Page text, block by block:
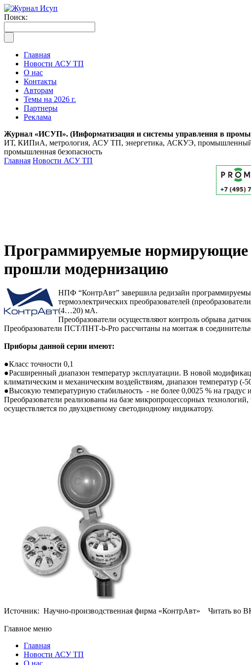
Поиск:
Главная
Новости АСУ ТП
О нас
Контакты
Авторам
Темы на 2026 г.
Партнеры
Реклама
Журнал «ИСУП». (Информатизация и системы управления в
ИТ, КИПиА, метрология, АСУ ТП, энергетика, АСКУЭ, промышленный
промышленная безопасность
Главная Новости АСУ ТП
Программируемые
прошли модернизацию
НПФ “КонтрАвт” завершила редизайн
термоэлектрических преобразователей
(4…20) мА.
Преобразователи осуществляют контроль обрыва
Преобразователи ПСТ/ПНТ-b-Pro рассчитаны на монтаж в
Приборы данной серии имеют:
●Класс точности 0,1
●Расширенный диапазон температур эксплуатации. В новой
климатическим и механическим воздействиям, диапазон
●Высокую температурную стабильность - не более 0,0025 % на
Преобразователи реализованы на базе микропроцессорных
осуществляется по двухцветному светодиодному индикатору.
Источник: Научно-производственная фирма «КонтрАвт» Читать
Главное меню
Главная
Новости АСУ ТП